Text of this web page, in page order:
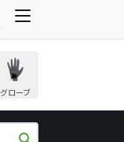
グローブ